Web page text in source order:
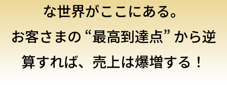
な世界がここにある。
お客さまの “最高到達点” から逆
算すれば、売上は爆増する！